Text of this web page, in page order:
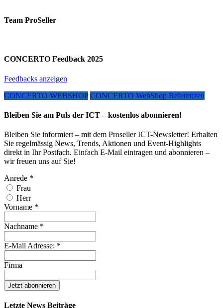
Team ProSeller
CONCERTO Feedback 2025
Feedbacks anzeigen
CONCERTO WEBSHOP CONCERTO WebShop Referenzen
Bleiben Sie am Puls der ICT – kostenlos abonnieren!
Bleiben Sie informiert – mit dem Proseller ICT-Newsletter! Erhalten
Sie regelmässig News, Trends, Aktionen und Event-Highlights
direkt in Ihr Postfach. Einfach E-Mail eintragen und abonnieren –
wir freuen uns auf Sie!
Anrede *
Frau
Herr
Vorname *
Nachname *
E-Mail Adresse: *
Firma
Letzte News Beiträge